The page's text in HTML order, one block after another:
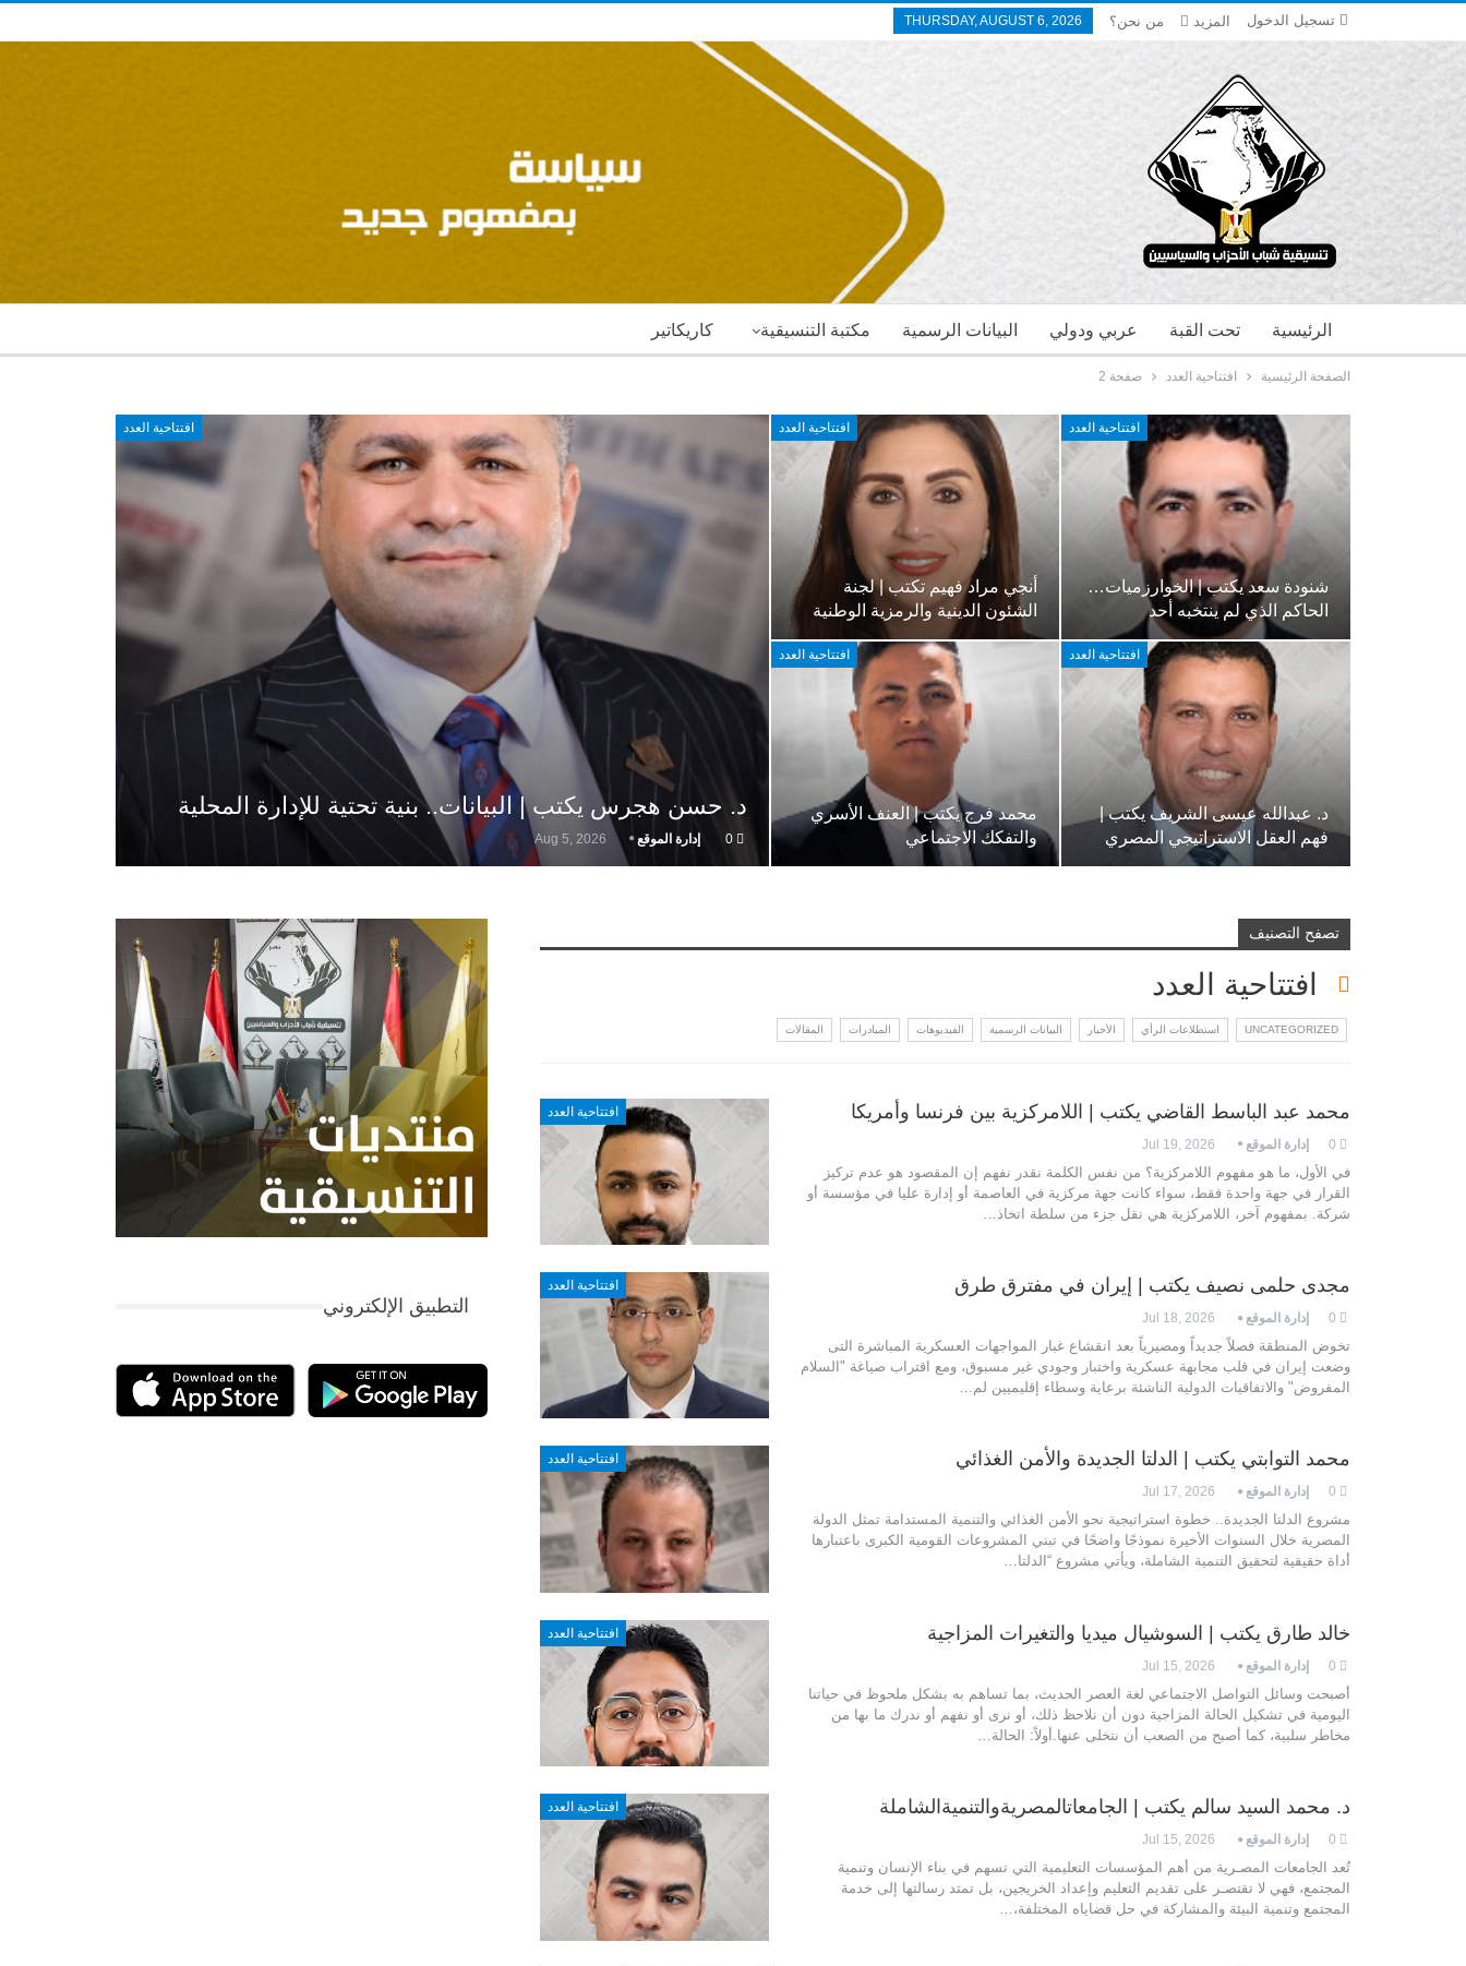
تسجيل الدخول THURSDAY, AUGUST 6, 2026 من نحن؟ المزيد
كاريكاتير مكتبة التنسيقية البيانات الرسمية عربي ودولي تحت القبة الرئيسية
الصفحة الرئيسية افتتاحية العدد صفحة 2
افتتاحية العدد
د. حسن هجرس يكتب | البيانات.. بنية تحتية للإدارة المحلية
إدارة الموقع Aug 5, 2026 0
افتتاحية العدد
أنجي مراد فهيم تكتب | لجنة
الشئون الدينية والرمزية الوطنية
افتتاحية العدد
شنودة سعد يكتب | الخوارزميات…
الحاكم الذي لم ينتخبه أحد
افتتاحية العدد
محمد فرج يكتب | العنف الأسري
والتفكك الاجتماعي
افتتاحية العدد
د. عبدالله عيسى الشريف يكتب |
فهم العقل الاستراتيجي المصري
تصفح التصنيف
افتتاحية العدد
UNCATEGORIZED استطلاعات الرأي الأخبار البيانات الرسمية الفيديوهات المبادرات المقالات
افتتاحية العدد محمد عبد الباسط القاضي يكتب | اللامركزية بين فرنسا وأمريكا
إدارة الموقع Jul 19, 2026
في الأول، ما هو مفهوم اللامركزية؟ من نفس الكلمة نقدر نفهم إن المقصود هو عدم تركيز
القرار في جهة واحدة فقط، سواء كانت جهة مركزية في العاصمة أو إدارة عليا في مؤسسة أو
شركة. بمفهوم آخر، اللامركزية هي نقل جزء من سلطة اتخاذ
افتتاحية العدد مجدى حلمى نصيف يكتب | إيران في مفترق طرق
إدارة الموقع Jul 18, 2026
تخوض المنطقة فصلاً جديداً ومصيرياً بعد انقشاع غبار المواجهات العسكرية المباشرة
التى
وضعت إيران في قلب مجابهة عسكرية واختبار وجودي غير مسبوق، ومع اقتراب صياغة "السلام
المفروض" والاتفاقيات الدولية الناشئة برعاية وسطاء إقليميين لم
افتتاحية العدد محمد التوابتي يكتب | الدلتا الجديدة والأمن الغذائي
إدارة الموقع Jul 17, 2026
مشروع الدلتا الجديدة.. خطوة استراتيجية نحو الأمن الغذائي والتنمية المستدامة تمثل الدولة
المصرية خلال السنوات الأخيرة نموذجًا واضحًا في تبني المشروعات القومية الكبرى باعتبارها
أداة حقيقية لتحقيق التنمية الشاملة، ويأتي مشروع “الدلتا…
افتتاحية العدد خالد طارق يكتب | السوشيال ميديا والتغيرات المزاجية
إدارة الموقع Jul 15, 2026
​أصبحت وسائل التواصل الاجتماعي لغة العصر الحديث، بما تساهم به بشكل ملحوظ في حياتنا
اليومية في تشكيل الحالة المزاجية دون أن نلاحظ ذلك، أو نرى أو نفهم أو ندرك ما بها من
مخاطر سلبية، كما أصبح من الصعب أن نتخلى عنها. ​أولاً: الحالة
افتتاحية العدد د. محمد السيد سالم يكتب | الجامعاتالمصريةوالتنميةالشاملة
إدارة الموقع Jul 15, 2026
تُعد الجامعات المص‍‍ـ‍‍رية من أهم المؤسسات التعليمية التي تسهم في بناء الإنسان وتنمية
المجتمع،‌‌ فهي لا تقتص‍‍ـ‍‍ر على تقديم التعليم وإعداد الخريجين، بل تمتد رسالتها إلى خدمة
المجتمع وتنمية البيئة‌‌ والمشاركة في حل قضاياه المختلفة،…
التطبيق الإلكتروني